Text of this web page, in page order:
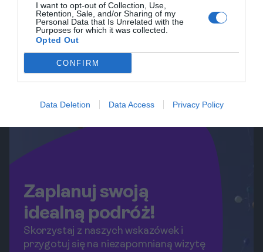
I want to opt-out of Collection, Use,
Retention, Sale, and/or Sharing of my
Personal Data that Is Unrelated with the
Purposes for which it was collected.
Opted Out
CONFIRM
Data Deletion Data Access Privacy Policy
Zaplanuj swoją
idealną podróż!
Skorzystaj z naszych wskazówek i
przygotuj się na niezapomnianą wizytę